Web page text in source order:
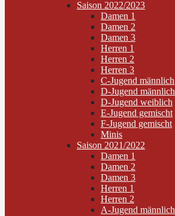
Saison 2022/2023
Damen 1
Damen 2
Damen 3
Herren 1
Herren 2
Herren 3
C-Jugend männlich
D-Jugend männlich
D-Jugend weiblich
E-Jugend gemischt
F-Jugend gemischt
Minis
Saison 2021/2022
Damen 1
Damen 2
Damen 3
Herren 1
Herren 2
A-Jugend männlich